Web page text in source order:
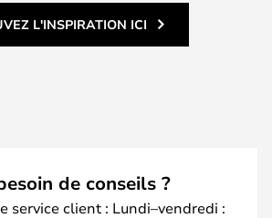
L'INSPIRATION ICI
de conseils ?
service client : Lundi–vendredi :